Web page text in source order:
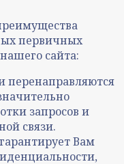
первичных
сайта:
перенаправляются
запросов и
связи.
Вам